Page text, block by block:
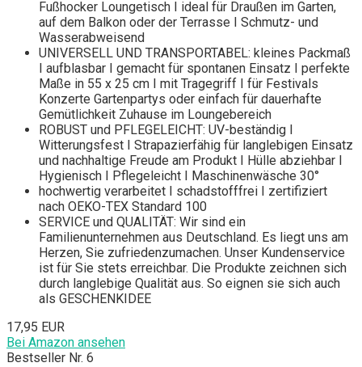
Fußhocker Loungetisch I ideal für Draußen im Garten,
auf dem Balkon oder der Terrasse I Schmutz- und
Wasserabweisend
UNIVERSELL UND TRANSPORTABEL: kleines Packmaß
I aufblasbar I gemacht für spontanen Einsatz I perfekte
Maße in 55 x 25 cm I mit Tragegriff I für Festivals
Konzerte Gartenpartys oder einfach für dauerhafte
Gemütlichkeit Zuhause im Loungebereich
ROBUST und PFLEGELEICHT: UV-beständig I
Witterungsfest I Strapazierfähig für langlebigen Einsatz
und nachhaltige Freude am Produkt I Hülle abziehbar I
Hygienisch I Pflegeleicht I Maschinenwäsche 30°
hochwertig verarbeitet I schadstofffrei I zertifiziert
nach OEKO-TEX Standard 100
SERVICE und QUALITÄT: Wir sind ein
Familienunternehmen aus Deutschland. Es liegt uns am
Herzen, Sie zufriedenzumachen. Unser Kundenservice
ist für Sie stets erreichbar. Die Produkte zeichnen sich
durch langlebige Qualität aus. So eignen sie sich auch
als GESCHENKIDEE
17,95 EUR
Bei Amazon ansehen
Bestseller Nr. 6